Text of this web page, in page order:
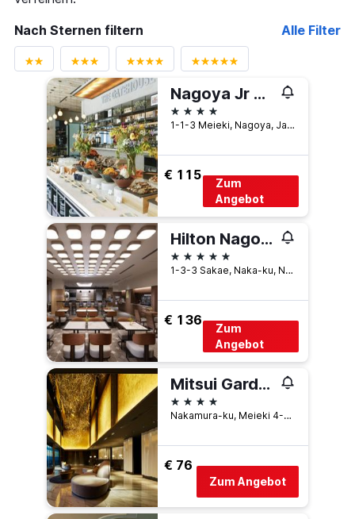
Nach Sternen filtern
Alle Filter
Nagoya Jr Gate Tower Hotel
4 Sterne
1-1-3 Meieki, Nagoya, Japan
€ 115
Zum
Angebot
Hilton Nagoya
5 Sterne
1-3-3 Sakae, Naka-ku, Nagoya, Japan
€ 136
Zum
Angebot
Mitsui Garden Hotel Nagoya Premier
4 Sterne
Nakamura-ku, Meieki 4-11-27, Nagoya, Japan
€ 76
Zum Angebot